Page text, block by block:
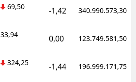
69,50 -1,42 340.990.573,30
33,94 0,00 123.749.581,50
324,25 -1,44 196.999.171,75